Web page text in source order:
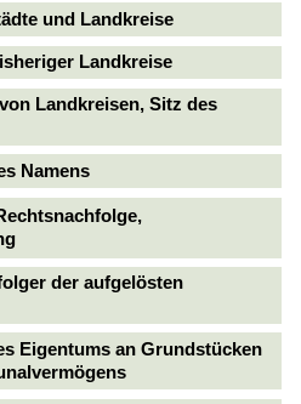
und Landkreise
Landkreise
Landkreisen, Sitz des
Namens
der aufgelösten
Eigentums an Grundstücken